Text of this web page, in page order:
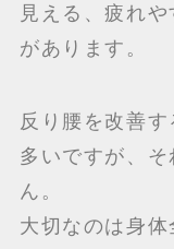
見える、疲れ
があります。
反り腰を改善
多いですが、
ん。
大切なのは身